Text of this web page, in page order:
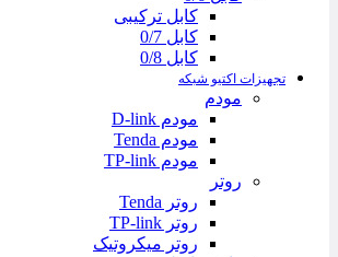
کابل ترکیبی
کابل 0/7
کابل 0/8
تجهیزات اکتیو شبکه
مودم
مودم D-link
مودم Tenda
مودم TP-link
روتر
روتر Tenda
روتر TP-link
روتر میکروتیک